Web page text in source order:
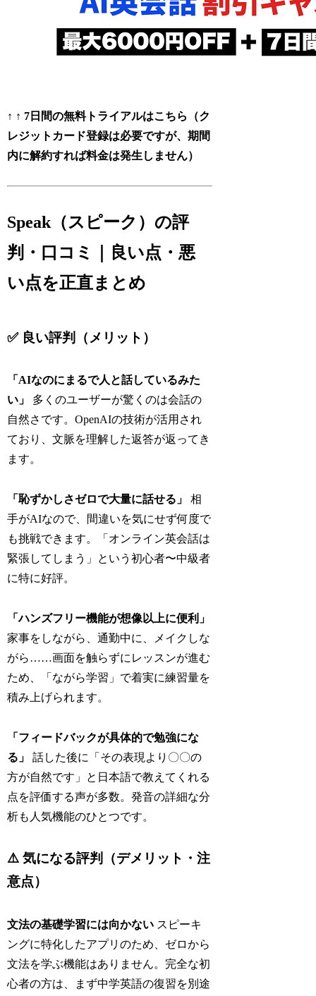
↑ ↑ 7日間の無料トライアルはこちら（ク
レジットカード登録は必要ですが、期間
内に解約すれば料金は発生しません）
Speak（スピーク）の評
判・口コミ｜良い点・悪
い点を正直まとめ
✅ 良い評判（メリット）
「AIなのにまるで人と話しているみた
い」
多くのユーザーが驚くのは会話の
自然さです。OpenAIの技術が活用され
ており、文脈を理解した返答が返ってき
ます。
「恥ずかしさゼロで大量に話せる」
相
手がAIなので、間違いを気にせず何度で
も挑戦できます。「オンライン英会話は
緊張してしまう」という初心者〜中級者
に特に好評。
「ハンズフリー機能が想像以上に便利」
家事をしながら、通勤中に、メイクしな
がら……画面を触らずにレッスンが進む
ため、「ながら学習」で着実に練習量を
積み上げられます。
「フィードバックが具体的で勉強にな
る」
話した後に「その表現より〇〇の
方が自然です」と日本語で教えてくれる
点を評価する声が多数。発音の詳細な分
析も人気機能のひとつです。
⚠️ 気になる評判（デメリット・注
意点）
文法の基礎学習には向かない スピーキ
ングに特化したアプリのため、ゼロから
文法を学ぶ機能はありません。完全な初
心者の方は、まず中学英語の復習を別途